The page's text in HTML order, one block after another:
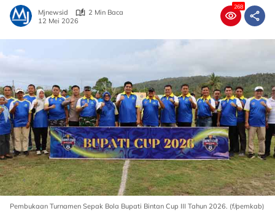
Mjnewsid
2 Min Baca
12 Mei 2026
268
Pembukaan Turnamen Sepak Bola Bupati Bintan Cup III Tahun 2026. (f/pemkab)